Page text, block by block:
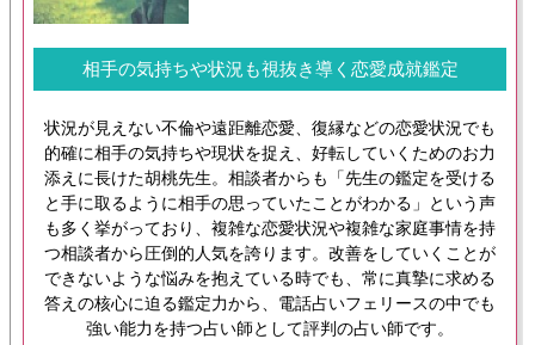
相手の気持ちや状況も視抜き導く恋愛成就鑑定
状況が見えない不倫や遠距離恋愛、復縁などの恋愛状況でも
的確に相手の気持ちや現状を捉え、好転していくためのお力
添えに長けた胡桃先生。相談者からも「先生の鑑定を受ける
と手に取るように相手の思っていたことがわかる」という声
も多く挙がっており、複雑な恋愛状況や複雑な家庭事情を持
つ相談者から圧倒的人気を誇ります。改善をしていくことが
できないような悩みを抱えている時でも、常に真摯に求める
答えの核心に迫る鑑定力から、電話占いフェリースの中でも
強い能力を持つ占い師として評判の占い師です。